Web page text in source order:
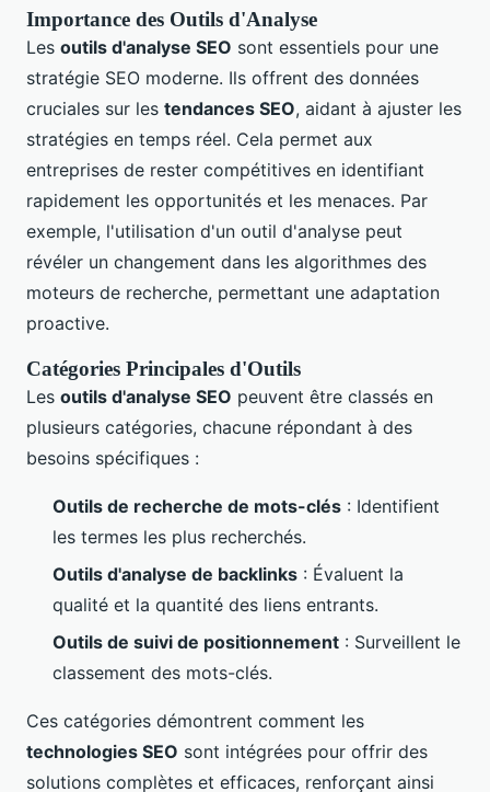
Importance des Outils d'Analyse
Les outils d'analyse SEO sont essentiels pour une
stratégie SEO moderne. Ils offrent des données
cruciales sur les tendances SEO, aidant à ajuster les
stratégies en temps réel. Cela permet aux
entreprises de rester compétitives en identifiant
rapidement les opportunités et les menaces. Par
exemple, l'utilisation d'un outil d'analyse peut
révéler un changement dans les algorithmes des
moteurs de recherche, permettant une adaptation
proactive.
Catégories Principales d'Outils
Les outils d'analyse SEO peuvent être classés en
plusieurs catégories, chacune répondant à des
besoins spécifiques :
Outils de recherche de mots-clés : Identifient
les termes les plus recherchés.
Outils d'analyse de backlinks : Évaluent la
qualité et la quantité des liens entrants.
Outils de suivi de positionnement : Surveillent le
classement des mots-clés.
Ces catégories démontrent comment les
technologies SEO sont intégrées pour offrir des
solutions complètes et efficaces, renforçant ainsi